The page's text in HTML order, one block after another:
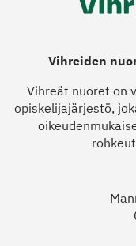
Vihreiden
Vihreät nuoret on
opiskelijajärjestö,